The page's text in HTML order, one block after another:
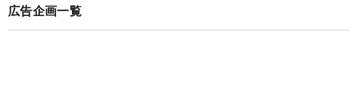
広告企画一覧